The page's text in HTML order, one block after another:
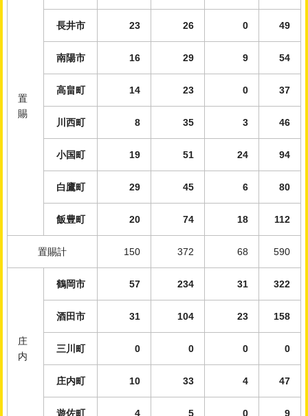
置
賜
長井市 23 26 0 49
南陽市 16 29 9 54
高畠町 14 23 0 37
川西町 8 35 3 46
小国町 19 51 24 94
白鷹町 29 45 6 80
飯豊町 20 74 18 112
置賜計 150 372 68 590
庄
内
鶴岡市 57 234 31 322
酒田市 31 104 23 158
三川町 0 0 0 0
庄内町 10 33 4 47
遊佐町 4 5 0 9